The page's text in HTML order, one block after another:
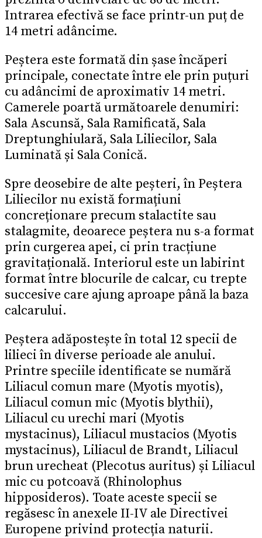
Intrarea efectivă se face printr-un puț de
14 metri adâncime.
Peștera este formată din șase încăperi
principale, conectate între ele prin puțuri
cu adâncimi de aproximativ 14 metri.
Camerele poartă următoarele denumiri:
Sala Ascunsă, Sala Ramificată, Sala
Dreptunghiulară, Sala Liliecilor, Sala
Luminată și Sala Conică.
Spre deosebire de alte peșteri, în Peștera
Liliecilor nu există formațiuni
concreționare precum stalactite sau
stalagmite, deoarece peștera nu s-a format
prin curgerea apei, ci prin tracțiune
gravitațională. Interiorul este un labirint
format între blocurile de calcar, cu trepte
succesive care ajung aproape până la baza
calcarului.
Peștera adăpostește în total 12 specii de
lilieci în diverse perioade ale anului.
Printre speciile identificate se numără
Liliacul comun mare (Myotis myotis),
Liliacul comun mic (Myotis blythii),
Liliacul cu urechi mari (Myotis
mystacinus), Liliacul mustacios (Myotis
mystacinus), Liliacul de Brandt, Liliacul
brun urecheat (Plecotus auritus) și Liliacul
mic cu potcoavă (Rhinolophus
hipposideros). Toate aceste specii se
regăsesc în anexele II-IV ale Directivei
Europene privind protecția naturii.